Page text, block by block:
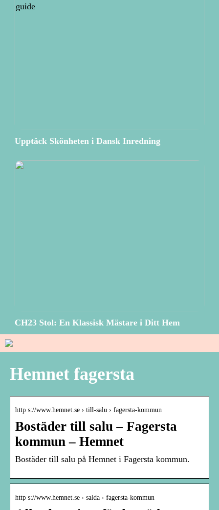
Upptäck Skönheten i Dansk Inredning
CH23 Stol: En Klassisk Mästare i Ditt Hem
Hemnet fagersta
http s://www.hemnet.se › till-salu › fagersta-kommun
Bostäder till salu – Fagersta
kommun – Hemnet
Bostäder till salu på Hemnet i Fagersta kommun.
http s://www.hemnet.se › salda › fagersta-kommun